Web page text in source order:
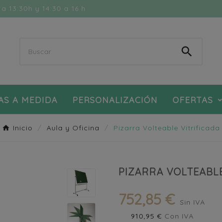
13:30h y 14:30 a 16 h

A MEDIDA PERSONALIZACIÓN OFERTAS
Inicio Aula y Oficina Pizarra Volteable Vitrificada
PIZARRA
752,85 € Sin IVA
910,95 € Con IVA